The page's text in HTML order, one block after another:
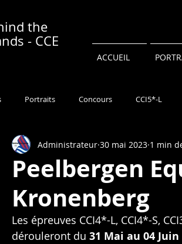
the
- CCE
ACCUEIL
Portraits Concours CCI5*-L
Calendrier Général
Peelbergen
Kronenberg
Administrateur 30 mai 2023 1 min
Les épreuves CCI4*-L, CCI4*-S,
dérouleront du 31 Mai au 04 Juin